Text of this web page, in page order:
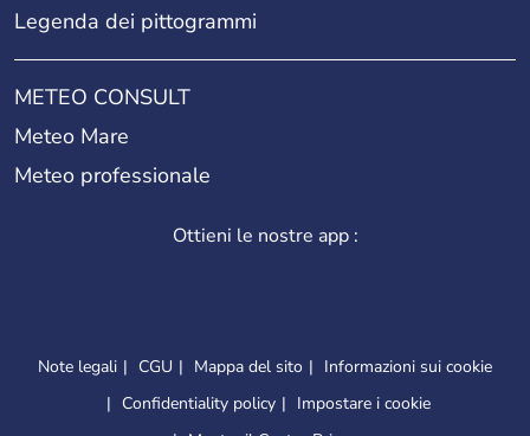
Legenda dei pittogrammi
METEO CONSULT
Meteo Mare
Meteo professionale
Ottieni le nostre app :
Note legali CGU Mappa del sito
Informazioni sui cookie
Confidentiality policy
Impostare i cookie